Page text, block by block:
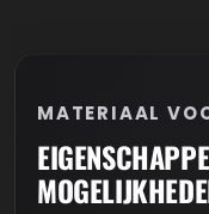
MATERIAAL